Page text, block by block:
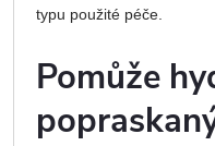
typu použité péče.
Pomůže